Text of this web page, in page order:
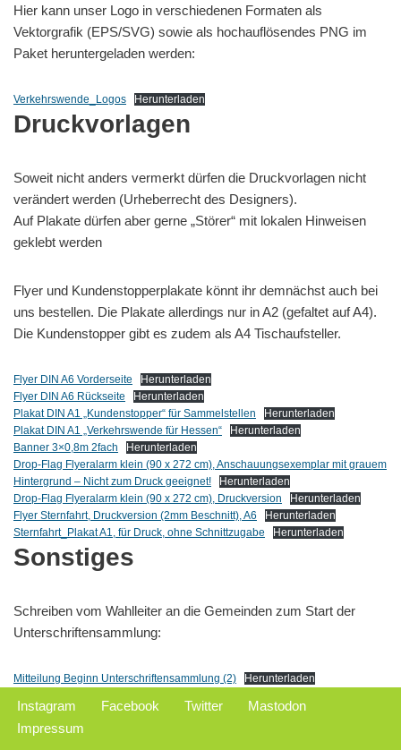
Hier kann unser Logo in verschiedenen Formaten als
Vektorgrafik (EPS/SVG) sowie als hochauflösendes PNG im
Paket heruntergeladen werden:
Verkehrswende_Logos Herunterladen
Druckvorlagen
Soweit nicht anders vermerkt dürfen die Druckvorlagen nicht
verändert werden (Urheberrecht des Designers).
Auf Plakate dürfen aber gerne „Störer“ mit lokalen Hinweisen
geklebt werden
Flyer und Kundenstopperplakate könnt ihr demnächst auch bei
uns bestellen. Die Plakate allerdings nur in A2 (gefaltet auf A4).
Die Kundenstopper gibt es zudem als A4 Tischaufsteller.
Flyer DIN A6 Vorderseite
Herunterladen
Flyer DIN A6 Rückseite
Herunterladen
Plakat DIN A1 „Kundenstopper“ für Sammelstellen
Herunterladen
Plakat DIN A1 „Verkehrswende für Hessen“
Herunterladen
Banner 3×0,8m 2fach
Herunterladen
Drop-Flag Flyeralarm klein (90 x 272 cm), Anschauungsexemplar mit grauem
Hintergrund – Nicht zum Druck geeignet!
Herunterladen
Drop-Flag Flyeralarm klein (90 x 272 cm), Druckversion
Herunterladen
Flyer Sternfahrt, Druckversion (2mm Beschnitt), A6
Herunterladen
Sternfahrt_Plakat A1, für Druck, ohne Schnittzugabe
Herunterladen
Sonstiges
Schreiben vom Wahlleiter an die Gemeinden zum Start der
Unterschriftensammlung:
Mitteilung Beginn Unterschriftensammlung (2) Herunterladen
Instagram Facebook Twitter
Mastodon
Impressum